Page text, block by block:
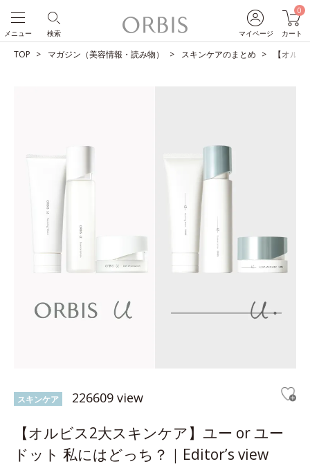
マイページ
0
カート
検索
メニュー
TOP マガジン（美容情報・読み物） スキンケアのまとめ 【オル
スキンケア 226609 view
【オルビス2大スキンケア】ユー or ユー
ドット 私にはどっち？｜Editor’s view